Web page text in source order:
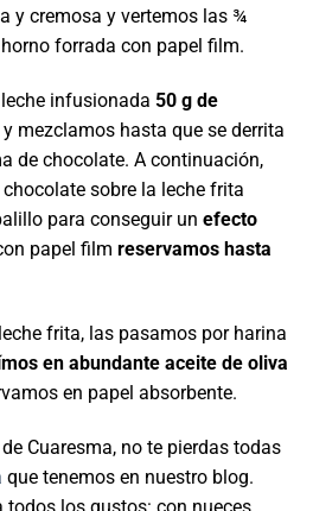
y cremosa y vertemos las ¾
forrada con papel film.
infusionada 50 g de
mezclamos hasta que se derrita
de chocolate. A continuación,
sobre la leche frita
para conseguir un efecto
papel film reservamos hasta
frita, las pasamos por harina
en abundante aceite de oliva
en papel absorbente.
Cuaresma, no te pierdas todas
que tenemos en nuestro blog.
los gustos: con nueces,